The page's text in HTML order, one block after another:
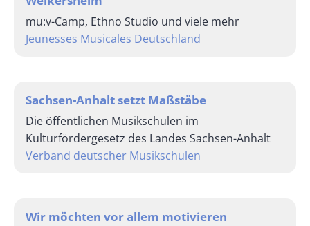
mu:v-Camp, Ethno Studio und viele mehr
Jeunesses Musicales Deutschland
Sachsen-Anhalt setzt Maßstäbe
Die öffentlichen Musikschulen im
Kulturfördergesetz des Landes Sachsen-Anhalt
Verband deutscher Musikschulen
Wir möchten vor allem motivieren